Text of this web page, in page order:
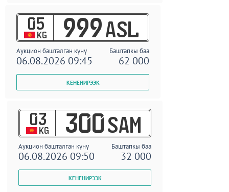
05
KG 999 ASL
Аукцион башталган күнү Баштапкы баа
06.08.2026 09:45 62 000
03
KG 300 SAM
Аукцион башталган күнү Баштапкы баа
06.08.2026 09:50 32 000